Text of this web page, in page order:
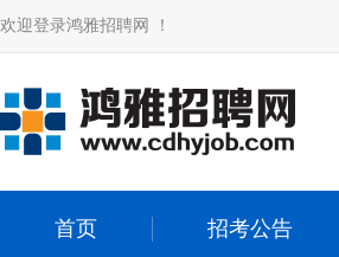
欢迎登录鸿雅招聘网 ！
首页 招考公告